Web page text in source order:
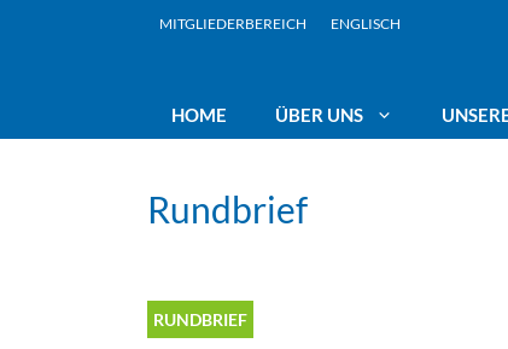
MITGLIEDERBEREICH ENGLISCH
HOME ÜBER UNS
Veranstaltungen
Liberalisierung – Privatisierung:
Rundbrief
RUNDBRIEF